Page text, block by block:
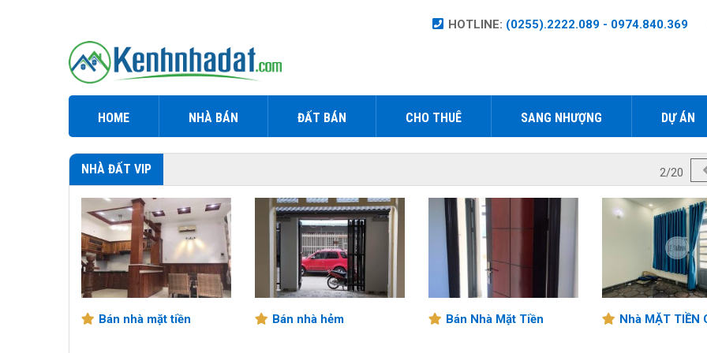
HOTLINE: (0255).2222.089 - 0974.840.369
HOME NHÀ BÁN ĐẤT BÁN CHO THUÊ SANG NHƯỢNG DỰ ÁN
NHÀ ĐẤT VIP
Bán nhà mặt tiền Bán nhà hẻm Bán Nhà Mặt Tiền Nhà MẶT TIỀN
2/20